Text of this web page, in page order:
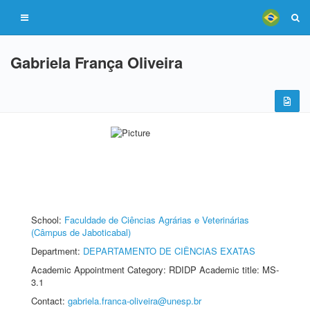
Gabriela França Oliveira
School: Faculdade de Ciências Agrárias e Veterinárias
(Câmpus de Jaboticabal)
Department: DEPARTAMENTO DE CIÊNCIAS EXATAS
Academic Appointment Category: RDIDP Academic title: MS-
3.1
Contact: gabriela.franca-oliveira@unesp.br